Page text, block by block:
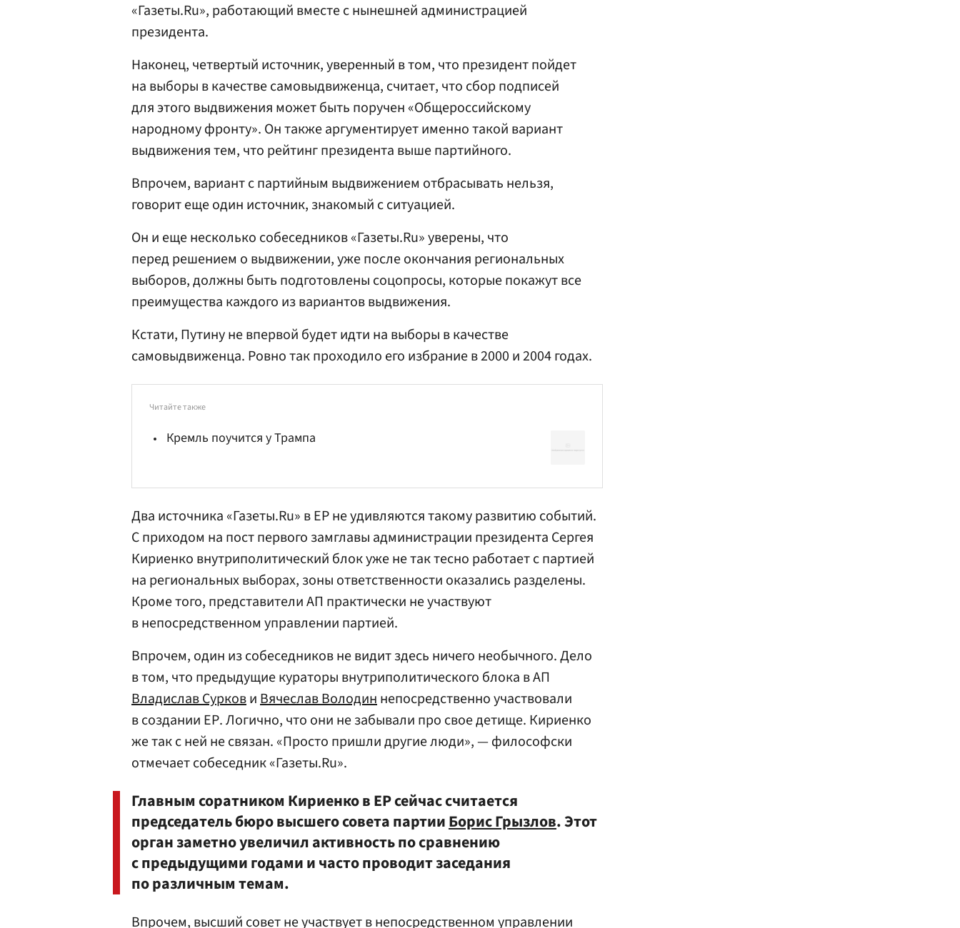
«Газеты.Ru», работающий вместе с нынешней администрацией
президента.
Наконец, четвертый источник, уверенный в том, что президент пойдет
на выборы в качестве самовыдвиженца, считает, что сбор подписей
для этого выдвижения может быть поручен «Общероссийскому
народному фронту». Он также аргументирует именно такой вариант
выдвижения тем, что рейтинг президента выше партийного.
Впрочем, вариант с партийным выдвижением отбрасывать нельзя,
говорит еще один источник, знакомый с ситуацией.
Он и еще несколько собеседников «Газеты.Ru» уверены, что
перед решением о выдвижении, уже после окончания региональных
выборов, должны быть подготовлены соцопросы, которые покажут все
преимущества каждого из вариантов выдвижения.
Кстати, Путину не впервой будет идти на выборы в качестве
самовыдвиженца. Ровно так проходило его избрание в 2000 и 2004 годах.
Читайте также
Кремль поучится у Трампа
Два источника «Газеты.Ru» в ЕР не удивляются такому развитию событий.
С приходом на пост первого замглавы администрации президента Сергея
Кириенко внутриполитический блок уже не так тесно работает с партией
на региональных выборах, зоны ответственности оказались разделены.
Кроме того, представители АП практически не участвуют
в непосредственном управлении партией.
Впрочем, один из собеседников не видит здесь ничего необычного. Дело
в том, что предыдущие кураторы внутриполитического блока в АП
Владислав СурковиВячеслав Володиннепосредственно участвовали
в создании ЕР. Логично, что они не забывали про свое детище. Кириенко
же так с ней не связан. «Просто пришли другие люди», — философски
отмечает собеседник «Газеты.Ru».
Главным соратником Кириенко в ЕР сейчас считается
председатель бюро высшего совета партииБорис Грызлов. Этот
орган заметно увеличил активность по сравнению
с предыдущими годами и часто проводит заседания
по различным темам.
Впрочем, высший совет не участвует в непосредственном управлении